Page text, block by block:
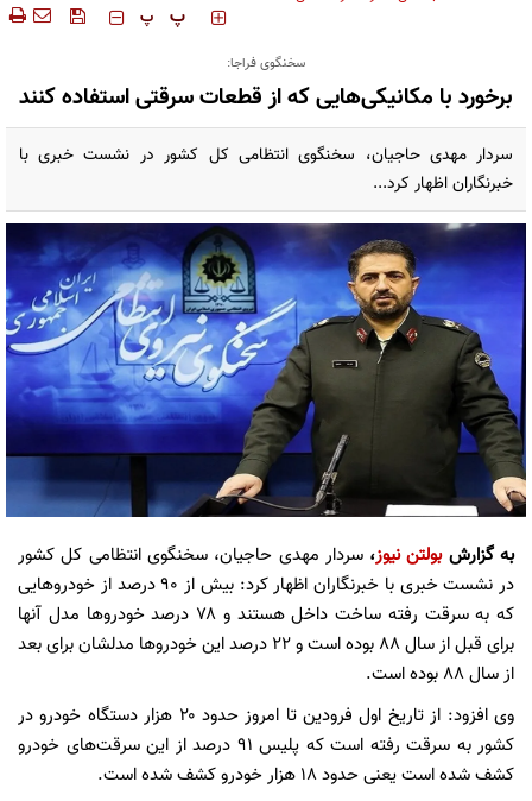
‍‍‍ پ پ
سخنگوی فراجا:
برخورد با مکانیکی‌هایی که از قطعات سرقتی استفاده کنند
سردار مهدی حاجیان، سخنگوی انتظامی کل کشور در نشست خبری با
خبرنگاران اظهار کرد...
به گزارشبولتن نیوز، سردار مهدی حاجیان، سخنگوی انتظامی کل کشور
در نشست خبری با خبرنگاران اظهار کرد: بیش از ۹۰ درصد از خودروهایی
که به سرقت رفته ساخت داخل هستند و ۷۸ درصد خودروها مدل آنها
برای قبل از سال ۸۸ بوده است و ۲۲ درصد این خودروها مدلشان برای بعد
از سال ۸۸ بوده است.
وی افزود: از تاریخ اول فرودین تا امروز حدود ۲۰ هزار دستگاه خودرو در
کشور به سرقت رفته است که پلیس ۹۱ درصد از این سرقت‌های خودرو
کشف شده است یعنی حدود ۱۸ هزار خودرو کشف شده است.